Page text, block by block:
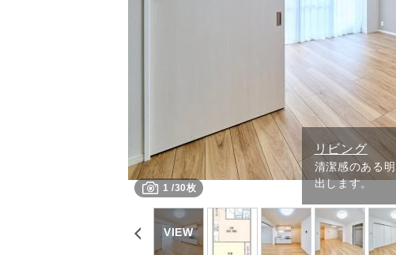
リビング
清潔感のある
出します。
1 /30枚